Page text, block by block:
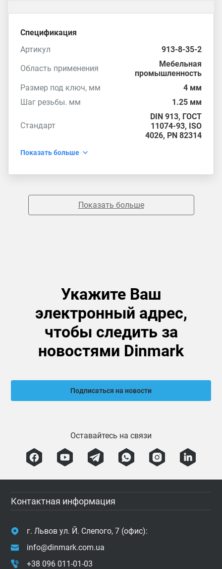
Спецификация
Артикул
913-8-35-2
Область применения
Мебельная
промышленность
Размер под ключ, мм
4 мм
Шаг резьбы. мм
1.25 мм
Стандарт
DIN 913, ГОСТ
11074-93, ISO
4026, PN 82314
Показать больше
Показать больше
Укажите Ваш
электронный адрес,
чтобы следить за
новостями Dinmark
Подписаться на новости
Оставайтесь на связи
Контактная информация
г. Львов ул. Й. Слепого, 7 (офис):
info@dinmark.com.ua
+38 096 011-01-03